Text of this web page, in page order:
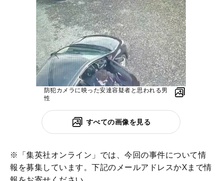
防犯カメラに映った安達容疑者と思われる男
性
すべての画像を見る
※「集英社オンライン」では、今回の事件について情
報を募集しています。下記のメールアドレスかXまで情